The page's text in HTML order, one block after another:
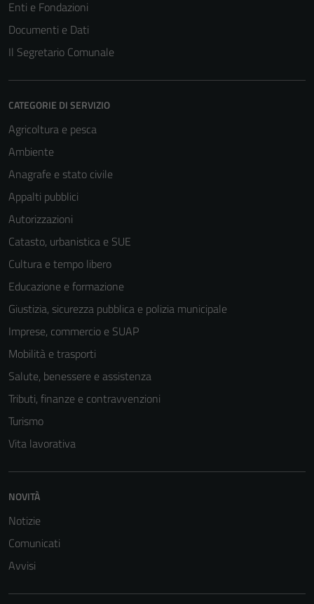
Enti e Fondazioni
Documenti e Dati
Il Segretario Comunale
CATEGORIE DI SERVIZIO
Agricoltura e pesca
Ambiente
Anagrafe e stato civile
Appalti pubblici
Autorizzazioni
Catasto, urbanistica e SUE
Cultura e tempo libero
Educazione e formazione
Giustizia, sicurezza pubblica e polizia municipale
Imprese, commercio e SUAP
Mobilità e trasporti
Salute, benessere e assistenza
Tributi, finanze e contravvenzioni
Turismo
Vita lavorativa
NOVITÀ
Notizie
Comunicati
Avvisi
possono